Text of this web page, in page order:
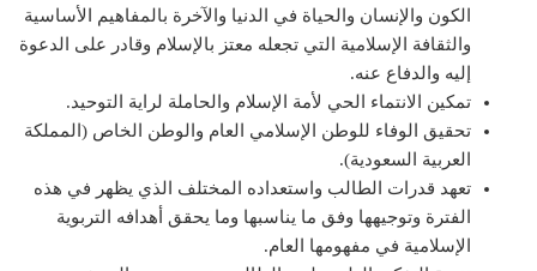
الكون والإنسان والحياة في الدنيا والآخرة بالمفاهيم الأساسية
والثقافة الإسلامية التي تجعله معتز بالإسلام وقادر على الدعوة
إليه والدفاع عنه.
تمكين الانتماء الحي لأمة الإسلام والحاملة لراية التوحيد.
تحقيق الوفاء للوطن الإسلامي العام والوطن الخاص (المملكة
العربية السعودية).
تعهد قدرات الطالب واستعداده المختلف الذي يظهر في هذه
الفترة وتوجيهها وفق ما يناسبها وما يحقق أهدافه التربوية
الإسلامية في مفهومها العام.